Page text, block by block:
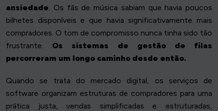
ansiedade. Os fãs de música sabiam que havia poucos
bilhetes disponíveis e que havia significativamente mais
compradores. O tom de compromisso nunca tinha sido tão
frustrante. Os sistemas de gestão de filas
percorreram um longo caminho desde então.
Quando se trata do mercado digital, os serviços de
software organizam estruturas de compradores para uma
prática justa, vendas simplificadas e estruturadas,